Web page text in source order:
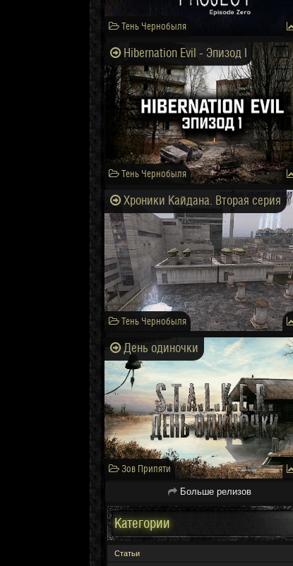
Тень Чернобыля
Hibernation Evil - Эпизод I
Тень Чернобыля
Хроники Кайдана. Вторая серия
Тень Чернобыля
День одиночки
Зов Припяти
Больше релизов
Категории
Статьи